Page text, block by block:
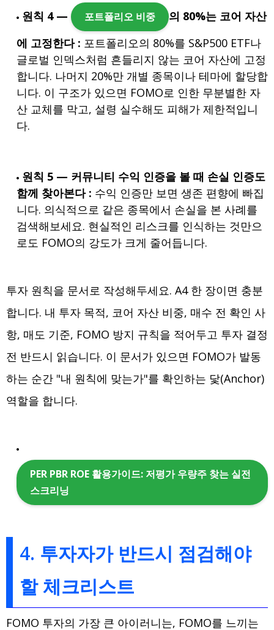
원칙 4 — 포트폴리오 비중
의 80%는 코어 자산
에 고정한다 : 포트폴리오의 80%를 S&P500 ETF나
글로벌 인덱스처럼 흔들리지 않는 코어 자산에 고정
합니다. 나머지 20%만 개별 종목이나 테마에 할당합
니다. 이 구조가 있으면 FOMO로 인한 무분별한 자
산 교체를 막고, 설령 실수해도 피해가 제한적입니
다.
원칙 5 — 커뮤니티 수익 인증을 볼 때 손실 인증도
함께 찾아본다 : 수익 인증만 보면 생존 편향에 빠집
니다. 의식적으로 같은 종목에서 손실을 본 사례를
검색해보세요. 현실적인 리스크를 인식하는 것만으
로도 FOMO의 강도가 크게 줄어듭니다.
투자 원칙을 문서로 작성해두세요. A4 한 장이면 충분
합니다. 내 투자 목적, 코어 자산 비중, 매수 전 확인 사
항, 매도 기준, FOMO 방지 규칙을 적어두고 투자 결정
전 반드시 읽습니다. 이 문서가 있으면 FOMO가 발동
하는 순간 "내 원칙에 맞는가"를 확인하는 닻(Anchor)
역할을 합니다.
PER PBR ROE 활용가이드: 저평가 우량주 찾는 실전
스크리닝
4. 투자자가 반드시 점검해야
할 체크리스트
FOMO 투자의 가장 큰 아이러니는, FOMO를 느끼는